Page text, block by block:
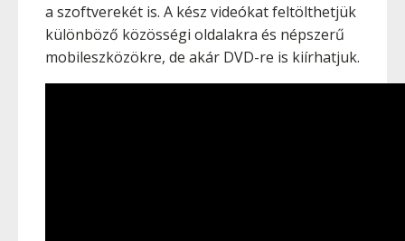
a szoftverekét is. A kész videókat feltölthetjük
különböző közösségi oldalakra és népszerű
mobileszközökre, de akár DVD-re is kiírhatjuk.